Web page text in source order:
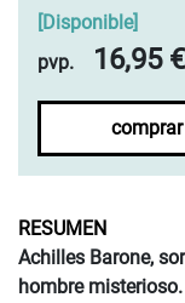
[Disponible]
pvp.
16,95 €
comprar
RESUMEN
Achilles Barone,
hombre misterioso.